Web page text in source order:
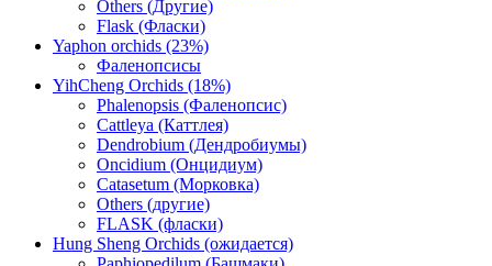
Others (Другие)
Flask (Фласки)
Yaphon orchids (23%)
Фаленопсисы
YihCheng Orchids (18%)
Phalenopsis (Фаленопсис)
Cattleya (Каттлея)
Dendrobium (Дендробиумы)
Oncidium (Онцидиум)
Catasetum (Морковка)
Others (другие)
FLASK (фласки)
Hung Sheng Orchids (ожидается)